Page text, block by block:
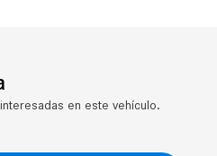
en este vehículo.